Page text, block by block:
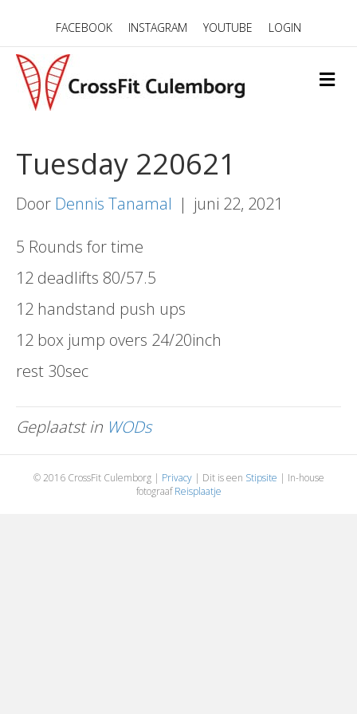
FACEBOOK INSTAGRAM YOUTUBE LOGIN
M
E
Tuesday 220621
Door Dennis Tanamal | juni 22, 2021
5 Rounds for time
12 deadlifts 80/57.5
12 handstand push ups
12 box jump overs 24/20inch
rest 30sec
Geplaatst in WODs
© 2016 CrossFit Culemborg | Privacy| Dit is een Stipsite | In-house
fotograafReisplaatje